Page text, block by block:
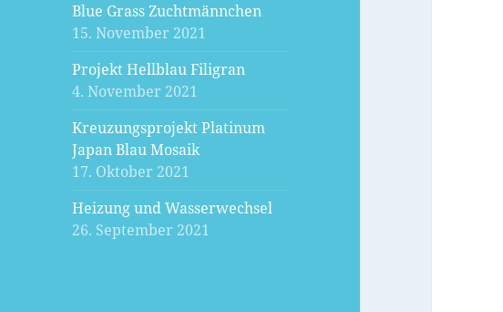
Blue Grass Zuchtmännchen
15. November 2021
Projekt Hellblau Filigran
4. November 2021
Kreuzungsprojekt Platinum
Japan Blau Mosaik
17. Oktober 2021
Heizung und Wasserwechsel
26. September 2021